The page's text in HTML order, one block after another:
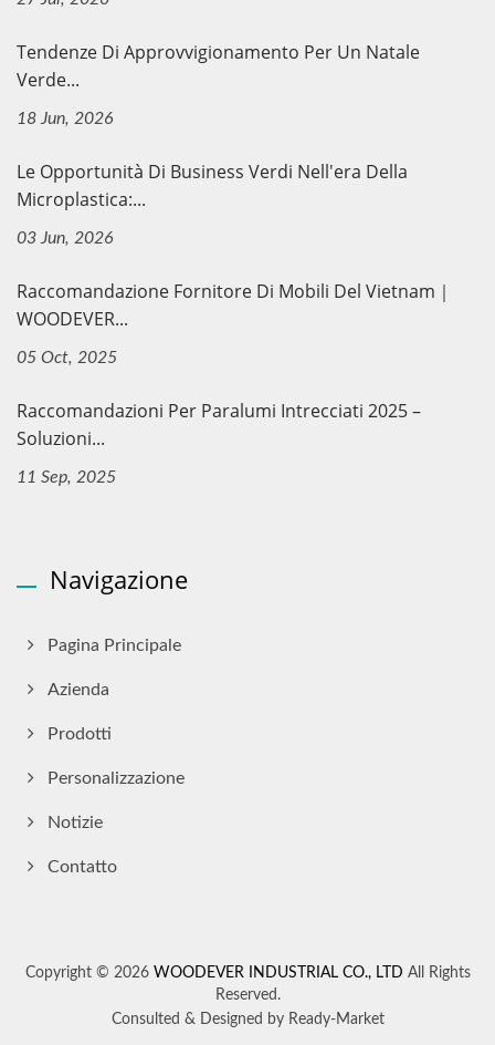
Tendenze Di Approvvigionamento Per Un Natale
Verde...
18 Jun, 2026
Le Opportunità Di Business Verdi Nell'era Della
Microplastica:...
03 Jun, 2026
Raccomandazione Fornitore Di Mobili Del Vietnam｜
WOODEVER...
05 Oct, 2025
Raccomandazioni Per Paralumi Intrecciati 2025 –
Soluzioni...
11 Sep, 2025
Navigazione
Pagina Principale
Azienda
Prodotti
Personalizzazione
Notizie
Contatto
Copyright © 2026 WOODEVER INDUSTRIAL CO., LTD All Rights
Reserved.
Consulted & Designed by Ready-Market